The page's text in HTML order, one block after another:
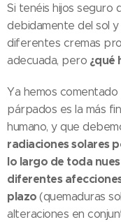
Si tenéis hijos
debidamente del sol
diferentes cremas
adecuada, pero ¿qué
Ya hemos comentado
párpados es la más
humano, y que
radiaciones solares
lo largo de toda
diferentes
plazo(quemaduras
alteraciones en